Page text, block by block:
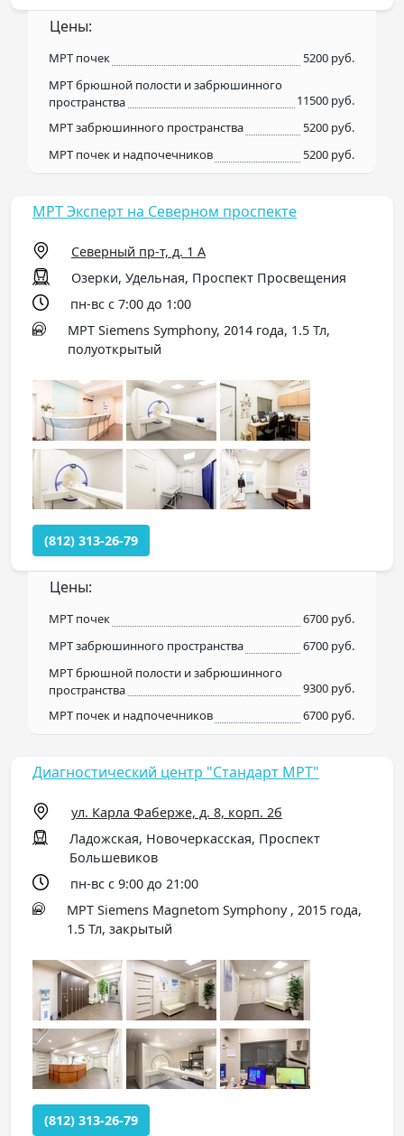
Цены:
МРТ почек
5200 руб.
МРТ брюшной полости и забрюшинного
пространства
11500 руб.
МРТ забрюшинного пространства
5200 руб.
МРТ почек и надпочечников
5200 руб.
МРТ Эксперт на Северном проспекте
Северный пр-т, д. 1 А
Озерки, Удельная, Проспект Просвещения
пн-вс с 7:00 до 1:00
МРТ Siemens Symphony, 2014 года, 1.5 Тл,
полуоткрытый
(812) 313-26-79
Цены:
МРТ почек
6700 руб.
МРТ забрюшинного пространства
6700 руб.
МРТ брюшной полости и забрюшинного
пространства
9300 руб.
МРТ почек и надпочечников
6700 руб.
Диагностический центр "Стандарт МРТ"
ул. Карла Фаберже, д. 8, корп. 2б
Ладожская, Новочеркасская, Проспект
Большевиков
пн-вс с 9:00 до 21:00
МРТ Siemens Magnetom Symphony , 2015 года,
1.5 Тл, закрытый
(812) 313-26-79